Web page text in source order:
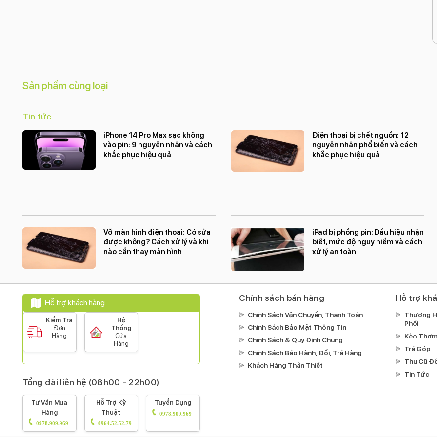
Sản phẩm cùng loại
Tin tức
iPhone 14 Pro Max sạc không
vào pin: 9 nguyên nhân và cách
khắc phục hiệu quả
Điện thoại bị chết nguồn: 12
nguyên nhân phổ biến và cách
khắc phục hiệu quả
Vỡ màn hình điện thoại: Có sửa
được không? Cách xử lý và khi
nào cần thay màn hình
iPad bị phồng pin: Dấu hiệu nhận
biết, mức độ nguy hiểm và cách
xử lý an toàn
Hỗ trợ khách hàng
Kiểm Tra
Đơn
Hàng
Hệ
Thống
Cửa
Hàng
Tổng đài liên hệ (08h00 - 22h00)
Tư Vấn Mua
Hàng
0978.909.969
Hỗ Trợ Kỹ
Thuật
0964.52.52.79
Tuyển Dụng
0978.909.969
Chính sách bán hàng
Chính Sách Vận Chuyển, Thanh Toán
Chính Sách Bảo Mật Thông Tin
Chính Sách & Quy Định Chung
Chính Sách Bảo Hành, Đổi, Trả Hàng
Khách Hàng Thân Thiết
Hỗ trợ
Thương
Phối
Kèo Thơm
Trả Góp
Thu Cũ
Tin Tức